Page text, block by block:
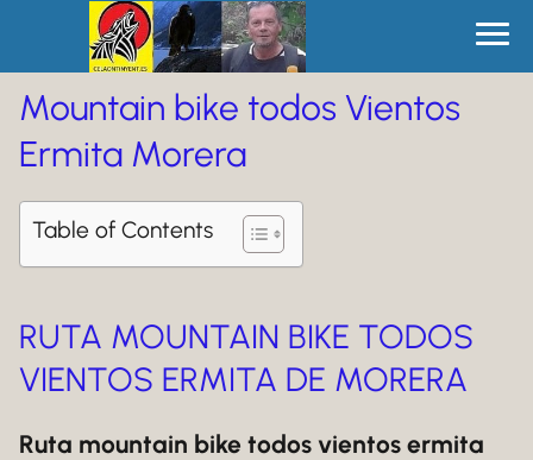
Mountain bike todos Vientos
Ermita Morera
Table of Contents
RUTA MOUNTAIN BIKE TODOS
VIENTOS ERMITA DE MORERA
Ruta mountain bike todos vientos ermita